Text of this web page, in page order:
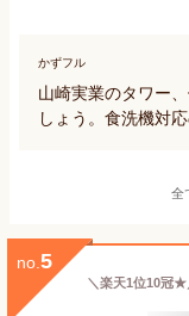
かずフル
山崎実業のタワー
しょう。食洗機対
全
no. 5